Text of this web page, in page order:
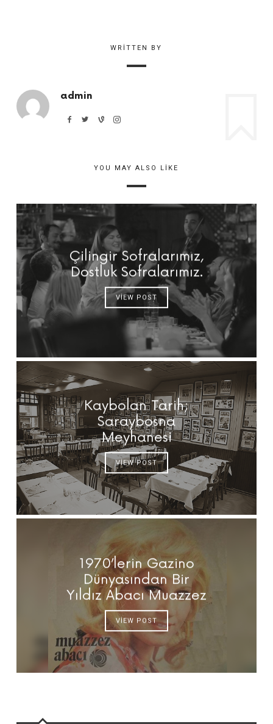
WRITTEN BY
admin
YOU MAY ALSO LIKE
Çilingir Sofralarımız,
Dostluk Sofralarımız.
VIEW POST
Kaybolan Tarih;
Saraybosna
Meyhanesi
VIEW POST
1970’lerin Gazino
Dünyasından Bir
Yıldız Abacı Muazzez
VIEW POST